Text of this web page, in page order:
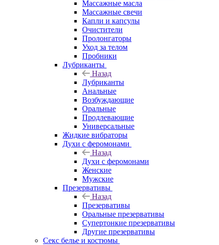
Массажные масла
Массажные свечи
Капли и капсулы
Очистители
Пролонгаторы
Уход за телом
Пробники
Лубриканты
Назад
Лубриканты
Анальные
Возбуждающие
Оральные
Продлевающие
Универсальные
Жидкие вибраторы
Духи с феромонами
Назад
Духи с феромонами
Женские
Мужские
Презервативы
Назад
Презервативы
Оральные презервативы
Супертонкие презервативы
Другие презервативы
Секс белье и костюмы